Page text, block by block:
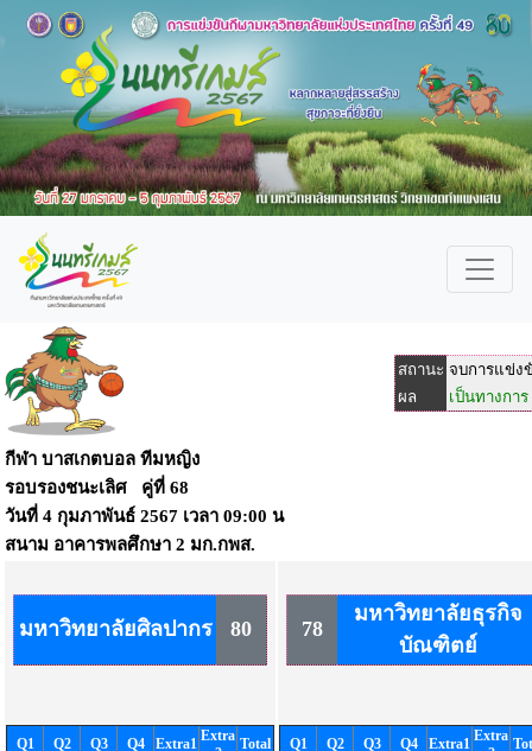
สถานะ จบการแข่ง
ผล
เป็นทางการ
กีฬา บาสเกตบอล ทีมหญิง
รอบรองชนะเลิศ คู่ที่ 68
วันที่ 4 กุมภาพันธ์ 2567 เวลา 09:00 น
สนาม อาคารพลศึกษา 2 มก.กพส.
มหาวิทยาลัยศิลปากร 80
Q1 Q2 Q3 Q4 Extra1 Extra Total
78
มหาวิทยาลัยธุรกิจ
บัณฑิตย์
Q1 Q2 Q3 Q4 Extra1 Extra